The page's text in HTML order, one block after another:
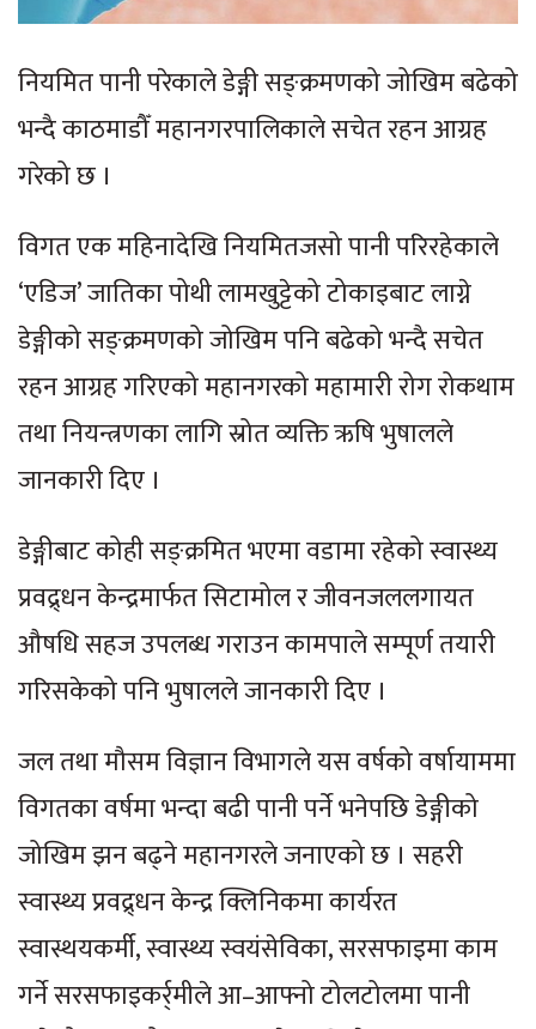
नियमित पानी परेकाले डेङ्गी सङ्क्रमणको जोखिम बढेको
भन्दै काठमाडौँ महानगरपालिकाले सचेत रहन आग्रह
गरेको छ ।
विगत एक महिनादेखि नियमितजसो पानी परिरहेकाले
‘एडिज’ जातिका पोथी लामखुट्टेको टोकाइबाट लाग्ने
डेङ्गीको सङ्क्रमणको जोखिम पनि बढेको भन्दै सचेत
रहन आग्रह गरिएको महानगरको महामारी रोग रोकथाम
तथा नियन्त्रणका लागि स्रोत व्यक्ति ऋषि भुषालले
जानकारी दिए ।
डेङ्गीबाट कोही सङ्क्रमित भएमा वडामा रहेको स्वास्थ्य
प्रवद्र्धन केन्द्रमार्फत सिटामोल र जीवनजललगायत
औषधि सहज उपलब्ध गराउन कामपाले सम्पूर्ण तयारी
गरिसकेको पनि भुषालले जानकारी दिए ।
जल तथा मौसम विज्ञान विभागले यस वर्षको वर्षायाममा
विगतका वर्षमा भन्दा बढी पानी पर्ने भनेपछि डेङ्गीको
जोखिम झन बढ्ने महानगरले जनाएको छ । सहरी
स्वास्थ्य प्रवद्र्धन केन्द्र क्लिनिकमा कार्यरत
स्वास्थयकर्मी, स्वास्थ्य स्वयंसेविका, सरसफाइमा काम
गर्ने सरसफाइकर्र्मीले आ–आफ्नो टोलटोलमा पानी